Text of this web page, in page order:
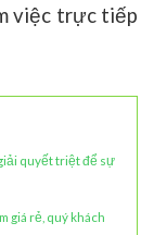
việc trực tiếp
quyết triệt để sự
giá rẻ, quý khách